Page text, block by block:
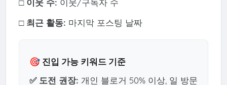
□ 이웃 수: 이웃/구독자 수
□ 최근 활동: 마지막 포스팅 날짜
🎯 진입 가능 키워드 기준
✅ 도전 권장: 개인 블로거 50% 이상, 일 방문